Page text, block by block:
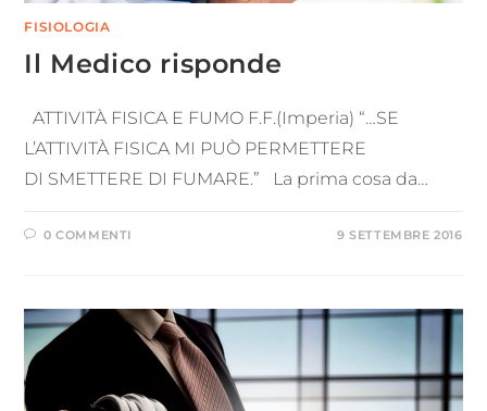
FISIOLOGIA
Il Medico risponde
ATTIVITÀ FISICA E FUMO F.F.(Imperia) “…SE
L’ATTIVITÀ FISICA MI PUÒ PERMETTERE
DI SMETTERE DI FUMARE.” La prima cosa da…
0 COMMENTI 9 SETTEMBRE 2016